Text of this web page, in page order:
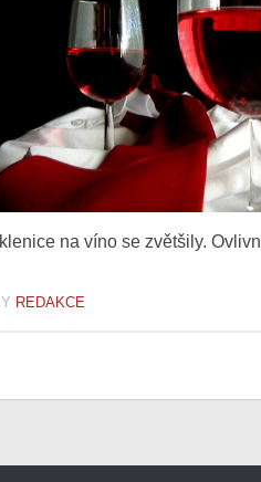
na víno se zvětšily.
REDAKCE